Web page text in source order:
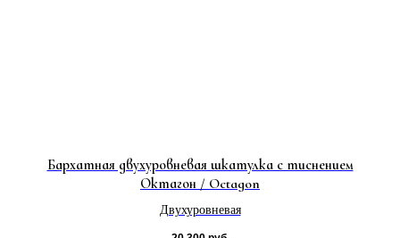
Бархатная двухуровневая шкатулка с тиснением
Октагон / Octagon
Двухуровневая